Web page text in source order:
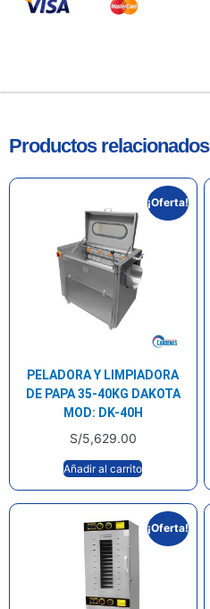
Productos relacionados
¡Oferta!
PELADORA Y LIMPIADORA
DE PAPA 35-40KG DAKOTA
MOD: DK-40H
S/5,629.00
Añadir al carrito
¡Oferta!